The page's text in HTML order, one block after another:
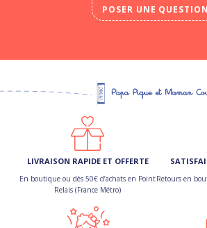
POSER UNE QUESTION
LIVRAISON RAPIDE ET OFFERTE
En boutique ou dès 50€ d’achats en Point
Relais (France Métro)
Retours en